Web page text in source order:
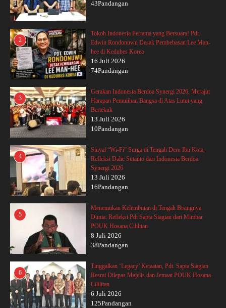
43Pandangan
2
Tokoh Indonesia Pertama yang Bersuara! Pdt.
Edwin Rondonuwu Desak Pembebasan Lee Man-
hee di Kedubes Korea
16 Juli 2026
74Pandangan
3
Gerakan Indonesia Berdoa Synergi 2026, Merajut
Harapan Pemulihan Bangsa di Atas Lutut yang
Bertekuk
13 Juli 2026
10Pandangan
4
Sinyal “Wi-Fi” Surga di Tengah Deru Ibu Kota,
Refleksi Dalie Sutanto dari Indonesia Berdoa
Synergi 2026
13 Juli 2026
16Pandangan
5
Menemukan Kelembutan di Tengah Bisingnya
Dunia: Refleksi Pdt Sapta Siagian dari Mimbar
POUK Hosana Cililitan
8 Juli 2026
38Pandangan
6
Tinggalkan ‘Legacy’ Ketaatan, Pdt. Sapta Siagian
Resmi Dilepas Majelis dan Jemaat POUK Hosana
Cililitan
6 Juli 2026
125Pandangan